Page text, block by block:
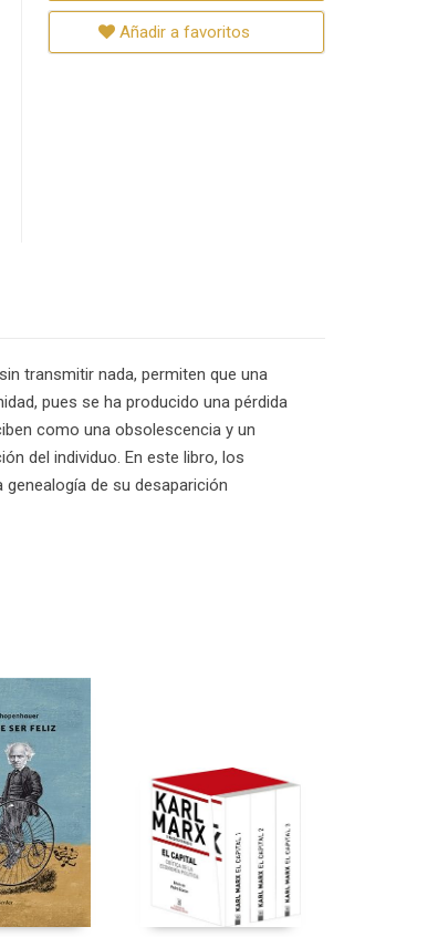
Añadir a favoritos
transmitir nada, permiten que una
pues se ha producido una pérdida
como una obsolescencia y un
del individuo. En este libro, los
de su desaparición